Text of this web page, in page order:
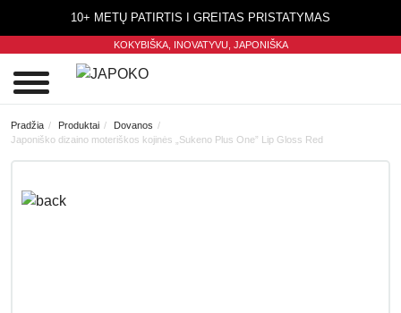
10+ METŲ PATIRTIS I GREITAS PRISTATYMAS
KOKYBIŠKA, INOVATYVU, JAPONIŠKA
Pradžia Produktai
Dovanos
Japoniško dizaino moteriškos kojinės „Sukeno Plus One” Lip Gloss Red